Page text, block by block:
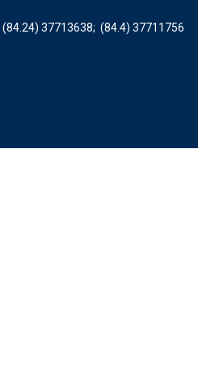
(84.24) 37713638; (84.4) 37711756